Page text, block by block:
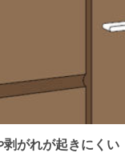
剥がれが起きにくい